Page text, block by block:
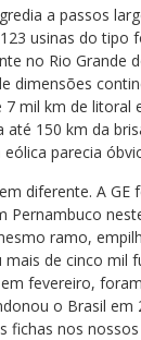
a passos
usinas do tipo
no Rio Grande
dimensões
mil km de litoral
até 150 km da
parecia
diferente. A GE
Pernambuco
ramo,
de cinco mil
fevereiro,
o Brasil em
fichas nos